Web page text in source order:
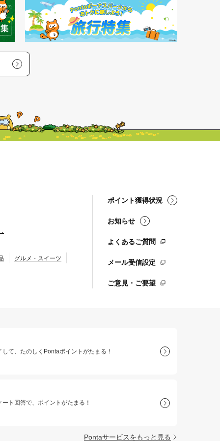
グルメ・スイーツ
ポイント獲得状況
お知らせ
よくあるご質問
メール受信設定
ご意見・ご要望
て、たのしくPontaポイントがたまる！
ト回答で、ポイントがたまる！
Pontaサービスをもっと見る